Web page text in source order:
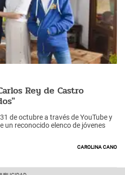
Rey de Castro
de octubre a través de YouTube y
un reconocido elenco de jóvenes
Carolina Cano